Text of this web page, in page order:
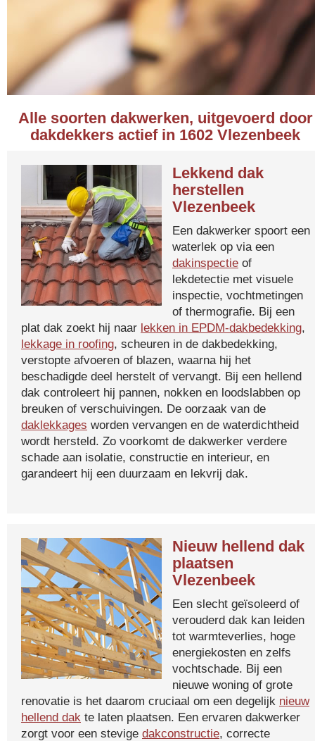
Alle soorten dakwerken, uitgevoerd door
dakdekkers actief in 1602 Vlezenbeek
Lekkend dak
herstellen
Vlezenbeek
Een dakwerker spoort een
waterlek op via een
dakinspectie of
lekdetectie met visuele
inspectie, vochtmetingen
of thermografie. Bij een
plat dak zoekt hij naar lekken in EPDM-dakbedekking,
lekkage in roofing, scheuren in de dakbedekking,
verstopte afvoeren of blazen, waarna hij het
beschadigde deel herstelt of vervangt. Bij een hellend
dak controleert hij pannen, nokken en loodslabben op
breuken of verschuivingen. De oorzaak van de
daklekkages worden vervangen en de waterdichtheid
wordt hersteld. Zo voorkomt de dakwerker verdere
schade aan isolatie, constructie en interieur, en
garandeert hij een duurzaam en lekvrij dak.
Nieuw hellend dak
plaatsen
Vlezenbeek
Een slecht geïsoleerd of
verouderd dak kan leiden
tot warmteverlies, hoge
energiekosten en zelfs
vochtschade. Bij een
nieuwe woning of grote
renovatie is het daarom cruciaal om een degelijk nieuw
hellend dak te laten plaatsen. Een ervaren dakwerker
zorgt voor een stevige dakconstructie, correcte